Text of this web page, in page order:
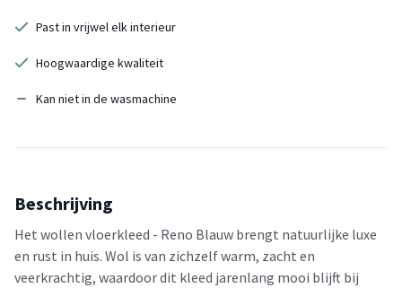
Past in vrijwel elk interieur
Hoogwaardige kwaliteit
Kan niet in de wasmachine
Beschrijving
Het wollen vloerkleed - Reno Blauw brengt natuurlijke luxe
en rust in huis. Wol is van zichzelf warm, zacht en
veerkrachtig, waardoor dit kleed jarenlang mooi blijft bij